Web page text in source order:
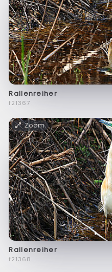
Rallenreiher
f21367
Zoom
Rallenreiher
f21368